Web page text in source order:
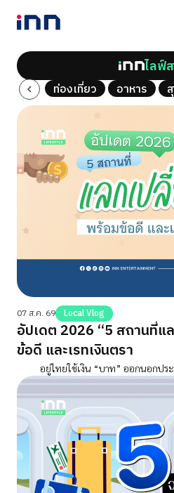
NEWS
ENTERTAINMENT
LIFESTYLE
HOROSCOPE
LOTTERY
VIDEO
ร่วมด้วยช่วยกัน
ไลฟ์
Vlog ท่องเที่ยว อาหาร
07 ส.ค. 69 Local Vlog
อัปเดต 2026 “5 สถานที่แ
ข้อดี และเรทเงินตรา
อยู่ไทยใช้เงิน “บาท” ออกนอกประ